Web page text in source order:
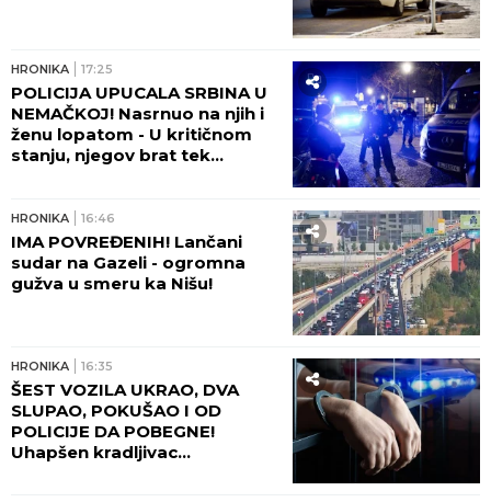
HRONIKA 17:25
POLICIJA UPUCALA SRBINA U
NEMAČKOJ! Nasrnuo na njih i
ženu lopatom - U kritičnom
stanju, njegov brat tek
HRONIKA 16:46
IMA POVREĐENIH! Lančani
sudar na Gazeli - ogromna
gužva u smeru ka Nišu!
HRONIKA 16:35
ŠEST VOZILA UKRAO, DVA
SLUPAO, POKUŠAO I OD
POLICIJE DA POBEGNE!
Uhapšen kradljivac